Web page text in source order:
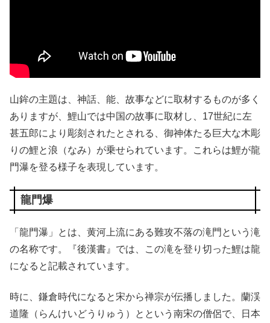
山鉾の主題は、神話、能、故事などに取材するものが多く
ありますが、鯉山では中国の故事に取材し、17世紀に左
甚五郎により彫刻されたとされる、御神体たる巨大な木彫
りの鯉と浪（なみ）が乗せられています。これらは鯉が龍
門瀑を登る様子を表現しています。
龍門爆
「龍門瀑」とは、黄河上流にある難攻不落の滝門という滝
の名称です。『後漢書』では、この滝を登り切った鯉は龍
になると記載されています。
時に、鎌倉時代になると宋から禅宗が伝播しました。蘭渓
道隆（らんけいどうりゅう）とという南宋の僧侶で、日本